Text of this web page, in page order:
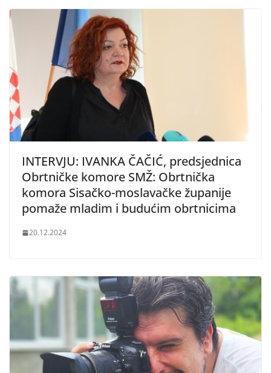
INTERVJU: IVANKA ČAČIĆ, predsjednica
Obrtničke komore SMŽ: Obrtnička
komora Sisačko-moslavačke županije
pomaže mladim i budućim obrtnicima
20.12.2024